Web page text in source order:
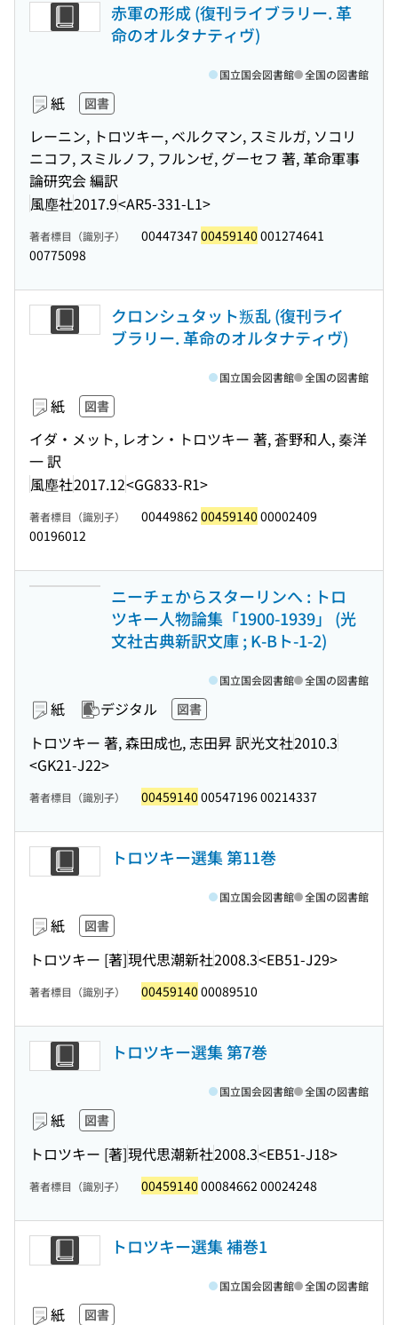
赤軍の形成 (復刊ライブラリー. 革
命のオルタナティヴ)
紙 図書
レーニン, トロツキー, ベルクマン, スミルガ, ソコリ
ニコフ, スミルノフ, フルンゼ, グーセフ 著, 革命軍事
論研究会 編訳
風塵社2017.9<AR5-331-L1>
国立国会図書館 全国の図書館
著者標目（識別子） 00447347 00459140 001274641
00775098
クロンシュタット叛乱 (復刊ライ
ブラリー. 革命のオルタナティヴ)
紙 図書
イダ・メット, レオン・トロツキー 著, 蒼野和人, 秦洋
一 訳
風塵社2017.12<GG833-R1>
国立国会図書館 全国の図書館
著者標目（識別子） 00449862 00459140 00002409
00196012
ニーチェからスターリンへ : トロ
ツキー人物論集「1900-1939」 (光
文社古典新訳文庫 ; K-Bト-1-2)
紙 デジタル 図書
トロツキー 著, 森田成也, 志田昇 訳光文社2010.3
<GK21-J22>
国立国会図書館 全国の図書館
著者標目（識別子） 00459140 00547196 00214337
トロツキー選集 第11巻
紙 図書
トロツキー [著]現代思潮新社2008.3<EB51-J29>
国立国会図書館 全国の図書館
著者標目（識別子） 00459140 00089510
トロツキー選集 第7巻
紙 図書
トロツキー [著]現代思潮新社2008.3<EB51-J18>
国立国会図書館 全国の図書館
著者標目（識別子） 00459140 00084662 00024248
トロツキー選集 補巻1
紙 図書
国立国会図書館 全国の図書館